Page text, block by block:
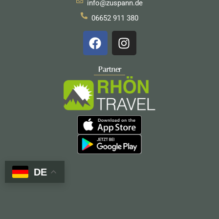
info@zuspann.de
06652 911 380
F
a
c
e
b
o
o
k
I
n
s
t
a
g
r
a
m
Partner
DE